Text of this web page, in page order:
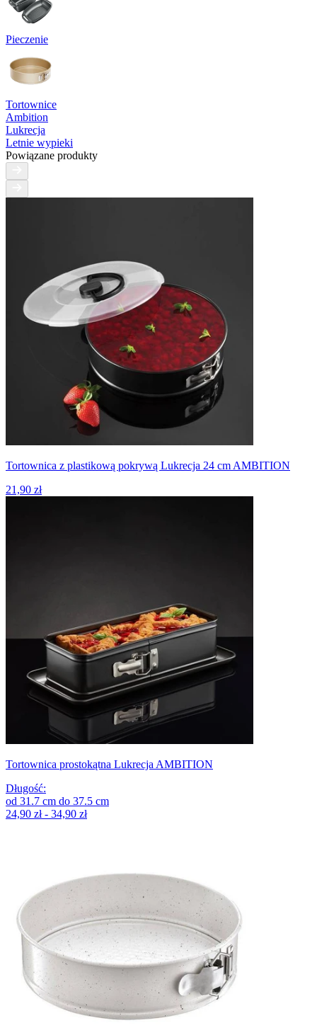
Pieczenie
Tortownice
Ambition
Lukrecja
Letnie wypieki
Powiązane produkty
Tortownica z plastikową pokrywą Lukrecja 24 cm AMBITION
21,90 zł
Tortownica prostokątna Lukrecja AMBITION
Długość:
od 31.7 cm do 37.5 cm
24,90 zł - 34,90 zł